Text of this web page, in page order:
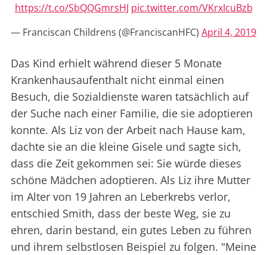
https://t.co/SbQQGmrsHJ pic.twitter.com/VKrxIcuBzb
— Franciscan Childrens (@FranciscanHFC) April 4, 2019
Das Kind erhielt während dieser 5 Monate
Krankenhausaufenthalt nicht einmal einen
Besuch, die Sozialdienste waren tatsächlich auf
der Suche nach einer Familie, die sie adoptieren
konnte. Als Liz von der Arbeit nach Hause kam,
dachte sie an die kleine Gisele und sagte sich,
dass die Zeit gekommen sei: Sie würde dieses
schöne Mädchen adoptieren. Als Liz ihre Mutter
im Alter von 19 Jahren an Leberkrebs verlor,
entschied Smith, dass der beste Weg, sie zu
ehren, darin bestand, ein gutes Leben zu führen
und ihrem selbstlosen Beispiel zu folgen. "Meine